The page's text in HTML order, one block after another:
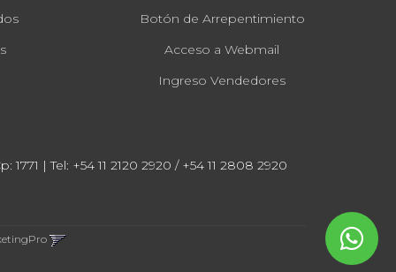
Botón de Arrepentimiento
Acceso a Webmail
Ingreso Vendedores
1771 | Tel: +54 11 2120 2920 / +54 11 2808 2920